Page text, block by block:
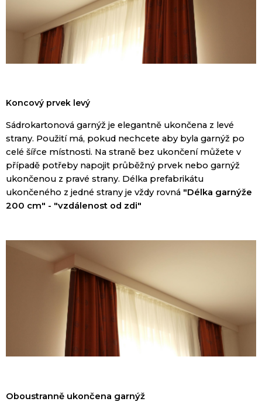
Koncový prvek levý
Sádrokartonová garnýž je elegantně ukončena z levé
strany. Použití má, pokud nechcete aby byla garnýž po
celé šířce místnosti. Na straně bez ukončení můžete v
případě potřeby napojit průběžný prvek nebo garnýž
ukončenou z pravé strany. Délka prefabrikátu
ukončeného z jedné strany je vždy rovná "Délka garnýže
200 cm" - "vzdálenost od zdi"
Oboustranně ukončena garnýž